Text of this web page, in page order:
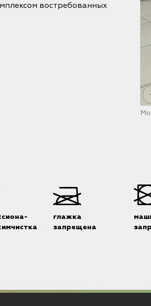
востребованных
глажка
запрещена